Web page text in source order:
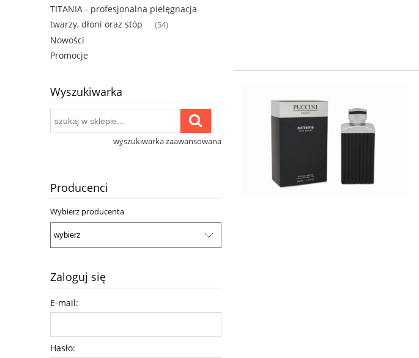
TITANIA - profesjonalna pielęgnacja
twarzy, dłoni oraz stóp
(54)
Nowości
Promocje
Wyszukiwarka
wyszukiwarka zaawansowana
Producenci
Wybierz producenta
Zaloguj się
E-mail:
Hasło: